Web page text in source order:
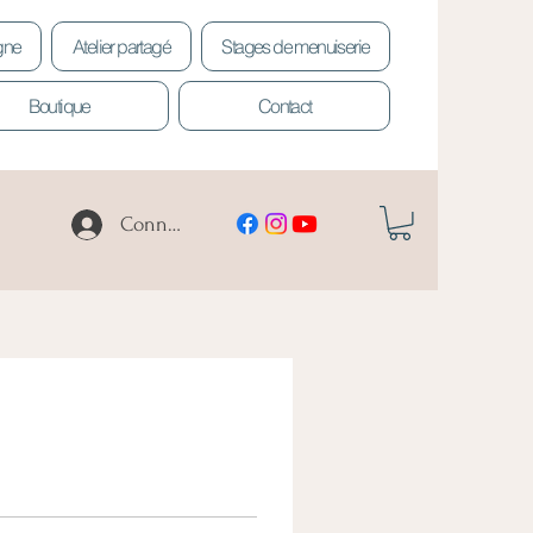
Atelier partagé Stages de menuiserie
Boutique Contact
Connexion